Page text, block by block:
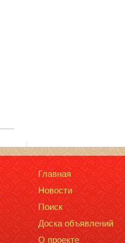
Главная
Новости
Поиск
Доска объявлений
О проекте